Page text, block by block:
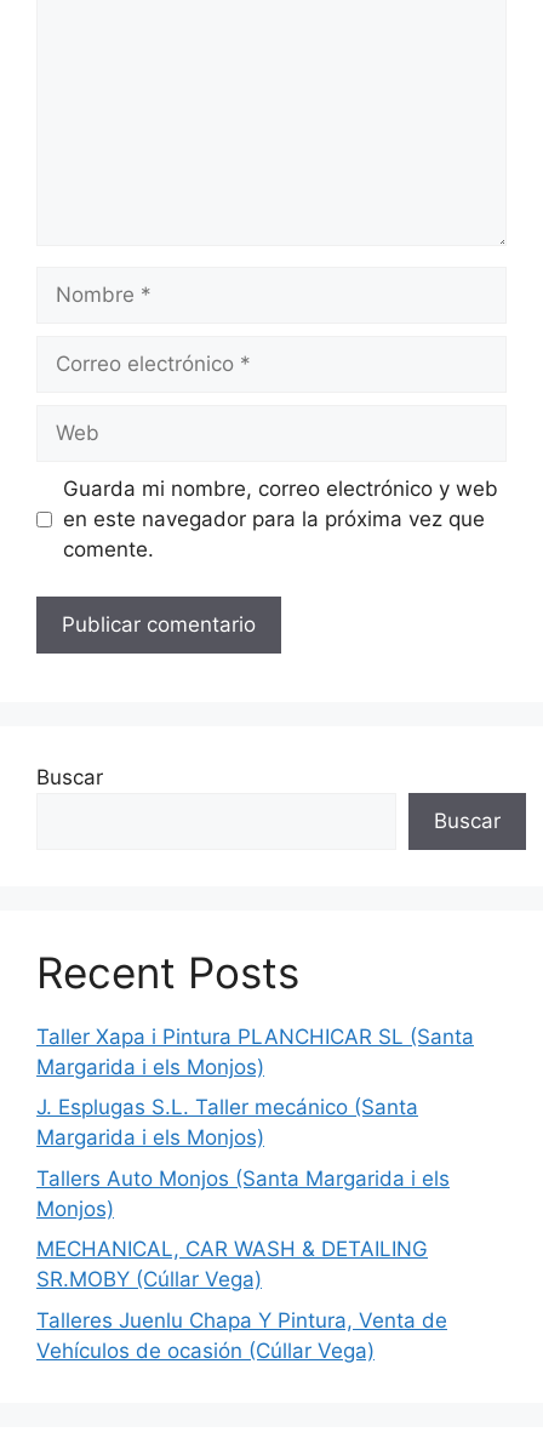
Nombre
Correo
Web
Guarda mi nombre, correo electrónico y web
en este navegador para la próxima vez que
comente.
Buscar
Buscar
Recent Posts
Taller Xapa i Pintura PLANCHICAR SL (Santa
Margarida i els Monjos)
J. Esplugas S.L. Taller mecánico (Santa
Margarida i els Monjos)
Tallers Auto Monjos (Santa Margarida i els
Monjos)
MECHANICAL, CAR WASH & DETAILING
SR.MOBY (Cúllar Vega)
Talleres Juenlu Chapa Y Pintura, Venta de
Vehículos de ocasión (Cúllar Vega)